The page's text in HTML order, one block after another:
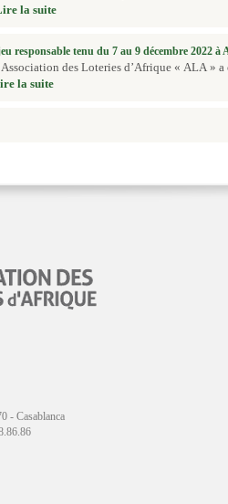
la suite
responsable tenu du 7 au 9 décembre 2022 à
des Loteries d’Afrique « ALA »
la suite
- Casablanca